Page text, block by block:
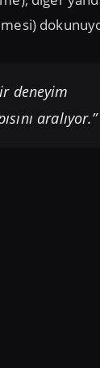
deneyim
aralıyor.”